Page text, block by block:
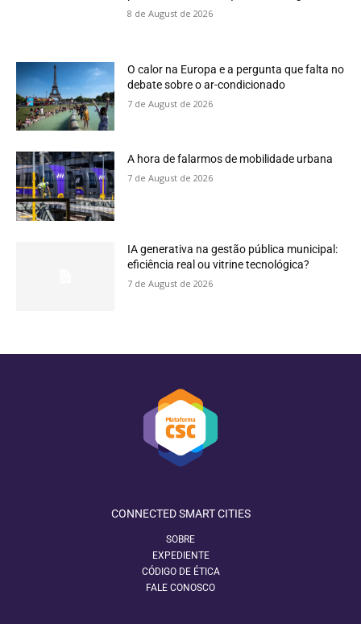
8 de August de 2026
O calor na Europa e a pergunta que falta no
debate sobre o ar-condicionado
7 de August de 2026
A hora de falarmos de mobilidade urbana
7 de August de 2026
IA generativa na gestão pública municipal:
eficiência real ou vitrine tecnológica?
7 de August de 2026
CONNECTED SMART CITIES
SOBRE
EXPEDIENTE
CÓDIGO DE ÉTICA
FALE CONOSCO